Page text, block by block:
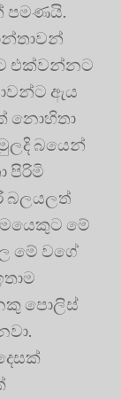
පමණයි.
එක්වන්නට
ඇය
නොහිතා
බයෙන්
පිරිමි
බලයලත්
මේ
මේ වගේ
පොලිස්